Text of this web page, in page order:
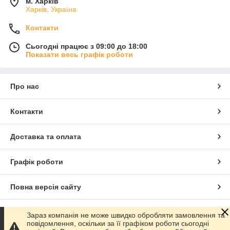
Харків, Україна
Контакти
Сьогодні працює з 09:00 до 18:00
Показати весь графік роботи
Про нас
Контакти
Доставка та оплата
Графік роботи
Повна версія сайту
Сайт створено на маркетплейсі Prom.ua
Зараз компанія не може швидко обробляти замовлення та
повідомлення, оскільки за її графіком роботи сьогодні